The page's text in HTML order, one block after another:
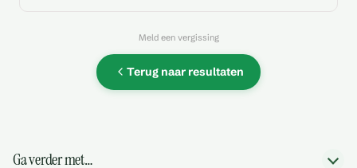
Meld een vergissing
Terug naar resultaten
Ga verder met…